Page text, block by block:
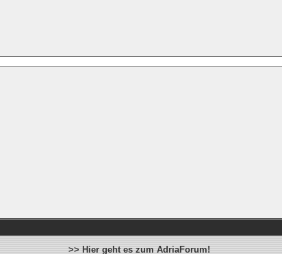
>> Hier geht es zum AdriaForum!